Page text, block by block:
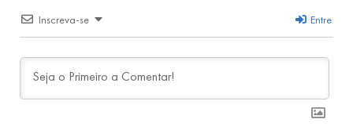
Inscreva-se Entre